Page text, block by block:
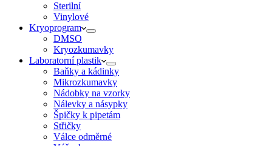
Sterilní
Vinylové
Kryoprogram
DMSO
Kryozkumavky
Laboratorní plastik
Baňky a kádinky
Mikrozkumavky
Nádobky na vzorky
Nálevky a násypky
Špičky k pipetám
Střičky
Válce odměrné